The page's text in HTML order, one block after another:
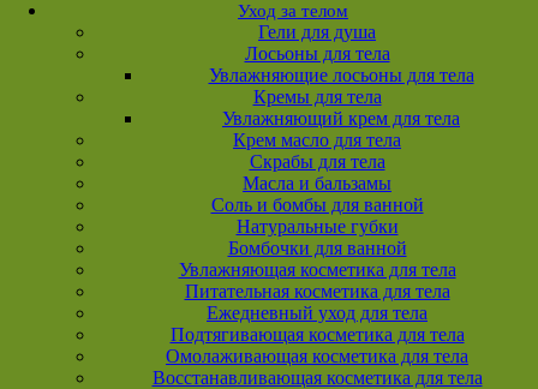
Уход за телом
Гели для душа
Лосьоны для тела
Увлажняющие лосьоны для тела
Кремы для тела
Увлажняющий крем для тела
Крем масло для тела
Скрабы для тела
Масла и бальзамы
Соль и бомбы для ванной
Натуральные губки
Бомбочки для ванной
Увлажняющая косметика для тела
Питательная косметика для тела
Ежедневный уход для тела
Подтягивающая косметика для тела
Омолаживающая косметика для тела
Восстанавливающая косметика для тела